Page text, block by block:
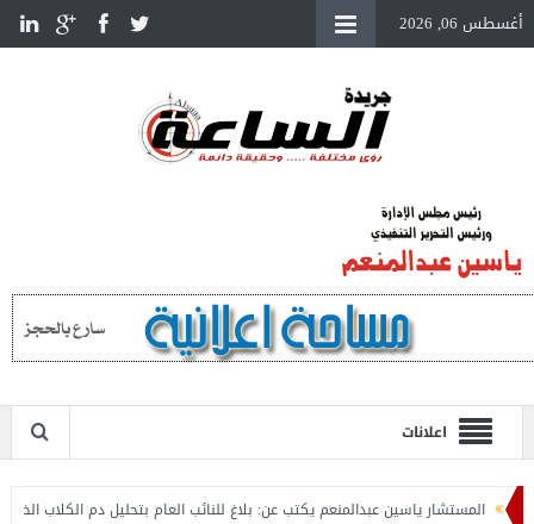
أغسطس 06, 2026
اعلانات
المستشار ياسين عبدالمنعم يكتب عن: بلاغ للنائب العام بتحليل دم الكلاب الضالة